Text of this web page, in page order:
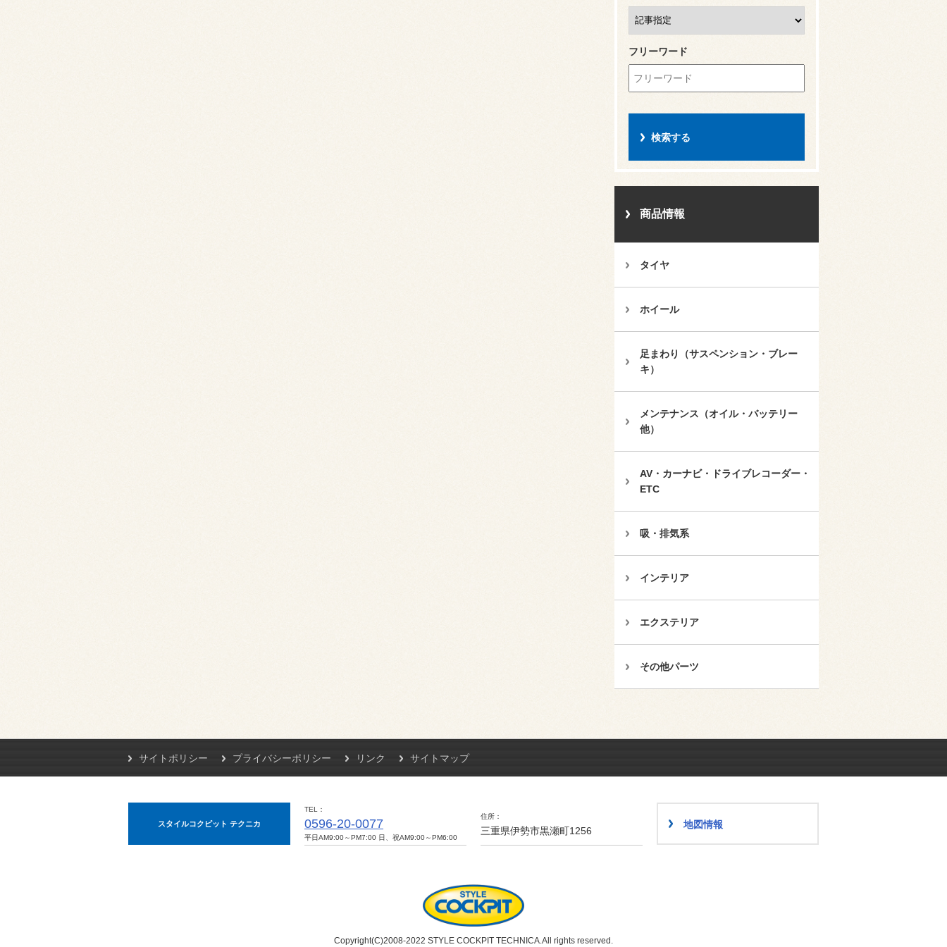
フリーワード
商品情報
タイヤ
ホイール
足まわり（サスペンション・ブレー
キ）
メンテナンス（オイル・バッテリー
他）
AV・カーナビ・ドライブレコーダー・
ETC
吸・排気系
インテリア
エクステリア
その他パーツ
サイトポリシー プライバシーポリシー リンク サイトマップ
スタイルコクピット テクニカ
TEL
0596-20-0077
平日AM9:00～PM7:00 日、祝AM9:00～PM6:00
住所
三重県伊勢市黒瀬町1256
地図情報
Copyright(C)2008-2022 STYLE COCKPIT TECHNICA.All rights reserved.